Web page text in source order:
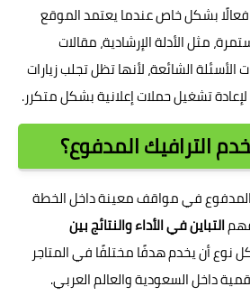
فعالًا بشكل خاص عندما يعتمد الموقع
مثل الأدلة الإرشادية، مقالات
الشائعة، لأنها تظل تجلب زيارات
تشغيل حملات إعلانية بشكل متكرر.
الترافيك المدفوع؟
في مواقف معينة داخل الخطة
التباين في الأداء والنتائج بين
نوع أن يخدم هدفًا مختلفًا في المتاجر
داخل السعودية والعالم العربي.